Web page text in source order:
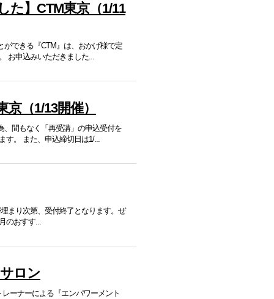
た】CTM東京（1/11
ができる『CTM』は、おかげ様で定
お申込みいただきました...
（1/13開催）
、間もなく「再受講」の申込受付を
す。 また、申込締切日は1/...
まり次第、受付終了となります。ぜ
のおすす...
ロン
ーナーによる『エンパワーメント